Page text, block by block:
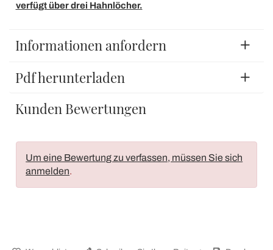
verfügt über drei Hahnlöcher.
Informationen anfordern
Pdf herunterladen
Kunden Bewertungen
Um eine Bewertung zu verfassen, müssen Sie sich
anmelden.